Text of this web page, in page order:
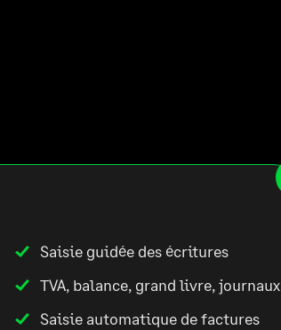
Saisie guidée des écritures
TVA, balance, grand livre, journaux
Saisie automatique de factures